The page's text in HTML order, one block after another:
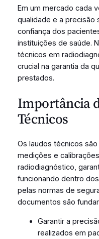
Em um mercado cada
qualidade e a precisão
confiança dos
instituições de saúde.
técnicos em
crucial na garantia da
prestados.
Importância
Técnicos
Os laudos técnicos
medições e
radiodiagnóstico,
funcionando dentro
pelas normas de
documentos são
Garantir a
realizados em